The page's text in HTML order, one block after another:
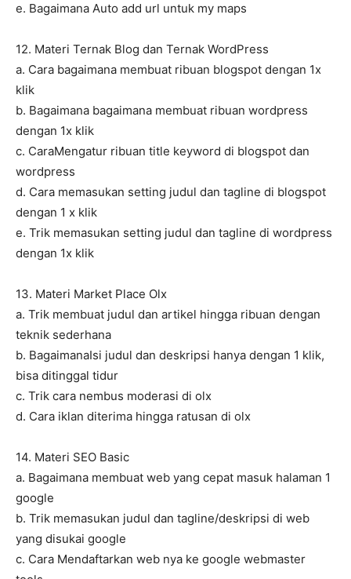
e. Bagaimana Auto add url untuk my maps
12. Materi Ternak Blog dan Ternak WordPress
a. Cara bagaimana membuat ribuan blogspot dengan 1x
klik
b. Bagaimana bagaimana membuat ribuan wordpress
dengan 1x klik
c. CaraMengatur ribuan title keyword di blogspot dan
wordpress
d. Cara memasukan setting judul dan tagline di blogspot
dengan 1 x klik
e. Trik memasukan setting judul dan tagline di wordpress
dengan 1x klik
13. Materi Market Place Olx
a. Trik membuat judul dan artikel hingga ribuan dengan
teknik sederhana
b. BagaimanaIsi judul dan deskripsi hanya dengan 1 klik,
bisa ditinggal tidur
c. Trik cara nembus moderasi di olx
d. Cara iklan diterima hingga ratusan di olx
14. Materi SEO Basic
a. Bagaimana membuat web yang cepat masuk halaman 1
google
b. Trik memasukan judul dan tagline/deskripsi di web
yang disukai google
c. Cara Mendaftarkan web nya ke google webmaster